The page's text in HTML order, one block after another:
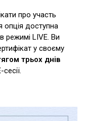
про участь
опція доступна
режимі LIVE. Ви
у своєму
трьох днів